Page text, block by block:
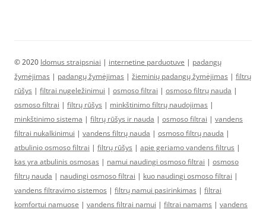
© 2020 Idomus straipsniai | internetine parduotuve | padangų
žymėjimas | padangų žymėjimas | žieminių padangų žymėjimas | filtrų
rūšys | filtrai nugeležinimui | osmoso filtrai | osmoso filtrų nauda |
osmoso filtrai | filtrų rūšys | minkštinimo filtrų naudojimas |
minkštinimo sistema | filtrų rūšys ir nauda | osmoso filtrai | vandens
filtrai nukalkinimui | vandens filtrų nauda | osmoso filtrų nauda |
atbulinio osmoso filtrai | filtrų rūšys | apie geriamo vandens filtrus |
kas yra atbulinis osmosas | namui naudingi osmoso filtrai | osmoso
filtrų nauda | naudingi osmoso filtrai | kuo naudingi osmoso filtrai |
vandens filtravimo sistemos | filtrų namui pasirinkimas | filtrai
komfortui namuose | vandens filtrai namui | filtrai namams | vandens